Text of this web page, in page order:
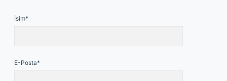
İsim*
E-Posta*